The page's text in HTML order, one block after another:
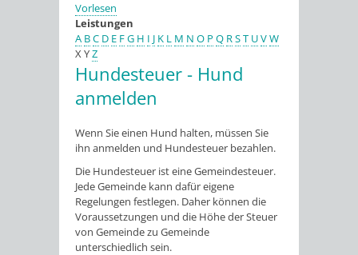
Vorlesen
Leistungen
A BC D E FG H I J K L M N O P Q RST UVW
XYZ
Hundesteuer - Hund
anmelden
Wenn Sie einen Hund halten, müssen Sie
ihn anmelden und Hundesteuer bezahlen.
Die Hundesteuer ist eine Gemeindesteuer.
Jede Gemeinde kann dafür eigene
Regelungen festlegen. Daher können die
Voraussetzungen und die Höhe der Steuer
von Gemeinde zu Gemeinde
unterschiedlich sein.